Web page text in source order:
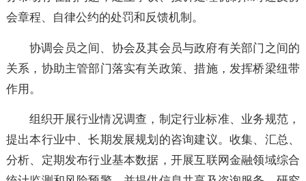
制定并组织会员签订、履行行业自律公约，提倡公
竞争，维护行业利益。沟通协商、研究解决互联网金融
务市场存在的问题，建立争议、投诉处理机制和对违反
会章程、自律公约的处罚和反馈机制。
协调会员之间、协会及其会员与政府有关部门之间
关系，协助主管部门落实有关政策、措施，发挥桥梁纽
作用。